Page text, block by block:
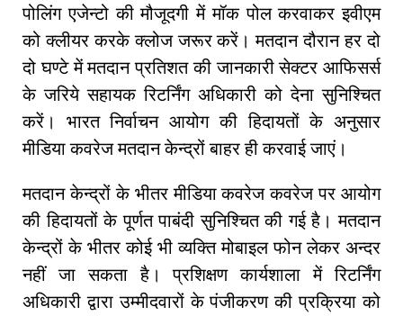
पोलिंग एजेन्टो की मौजूदगी में मॉक पोल करवाकर इवीएम
को क्लीयर करके क्लोज जरूर करें। मतदान दौरान हर दो
दो घण्टे में मतदान प्रतिशत की जानकारी सेक्टर आफिसर्स
के जरिये सहायक रिटर्निंग अधिकारी को देना सुनिश्चित
करें। भारत निर्वाचन आयोग की हिदायतों के अनुसार
मीडिया कवरेज मतदान केन्द्रों बाहर ही करवाई जाएं।
मतदान केन्द्रों के भीतर मीडिया कवरेज कवरेज पर आयोग
की हिदायतों के पूर्णत पाबंदी सुनिश्चित की गई है। मतदान
केन्द्रों के भीतर कोई भी व्यक्ति मोबाइल फोन लेकर अन्दर
नहीं जा सकता है। प्रशिक्षण कार्यशाला में रिटर्निंग
अधिकारी द्वारा उम्मीदवारों के पंजीकरण की प्रक्रिया को